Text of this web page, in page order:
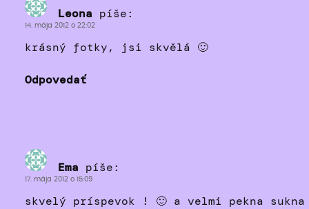
Leona píše:
14. mája 2012 o 22:02
krásný fotky, jsi skvělá 🙂
Odpovedať
Ema píše:
17. mája 2012 o 15:09
skvelý príspevok ! 🙂 a velmi pekna sukna